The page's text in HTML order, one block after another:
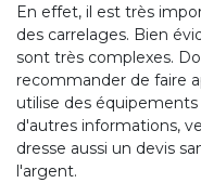
En effet, il est très
des carrelages. Bien
sont très complexes.
recommander de faire
utilise des équipements
d'autres informations,
dresse aussi un devis
l'argent.